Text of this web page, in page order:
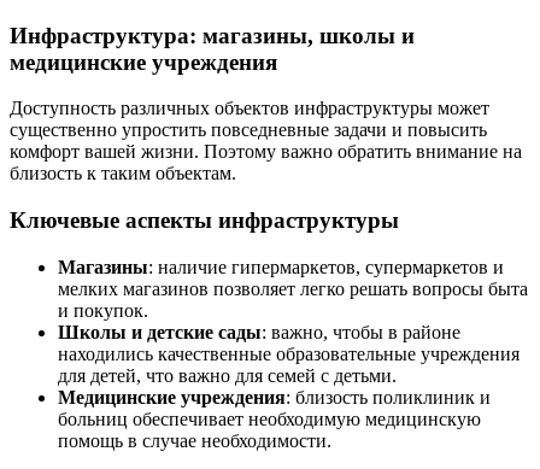
Инфраструктура: магазины, школы и
медицинские учреждения
Доступность различных объектов инфраструктуры может
существенно упростить повседневные задачи и повысить
комфорт вашей жизни. Поэтому важно обратить внимание на
близость к таким объектам.
Ключевые аспекты инфраструктуры
Магазины: наличие гипермаркетов, супермаркетов и
мелких магазинов позволяет легко решать вопросы быта
и покупок.
Школы и детские сады: важно, чтобы в районе
находились качественные образовательные учреждения
для детей, что важно для семей с детьми.
Медицинские учреждения: близость поликлиник и
больниц обеспечивает необходимую медицинскую
помощь в случае необходимости.